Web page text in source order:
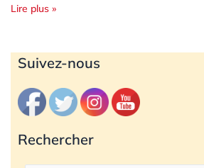
Lire plus »
Suivez-nous
Rechercher
Archives